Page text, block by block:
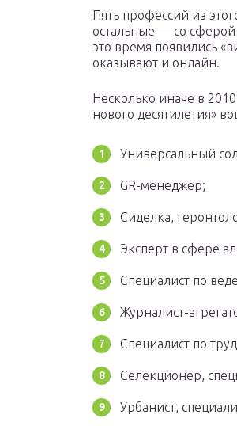
Пять профессий из
остальные — со
это время появились
оказывают и онлайн.
Несколько иначе в
нового десятилетия»
Универсальный
GR-менеджер;
Сиделка,
Эксперт в сфере
Специалист по
Журналист-
Специалист по
Селекционер,
Урбанист,